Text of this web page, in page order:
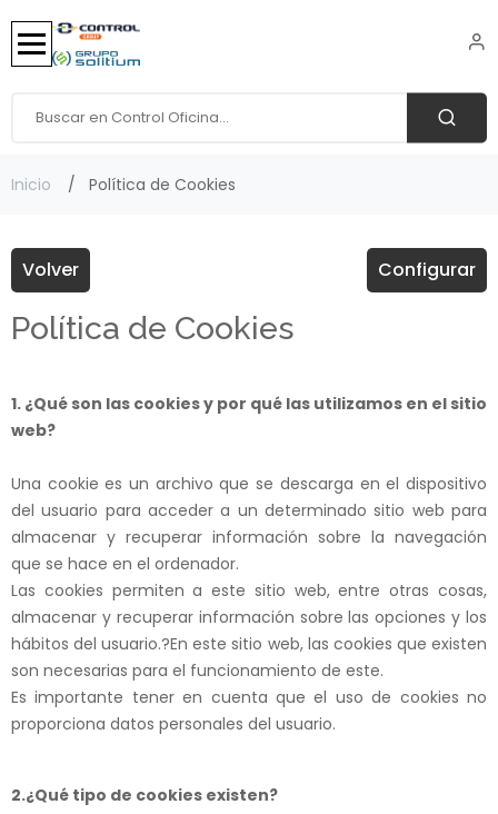
Inicio Política de Cookies
Volver Configurar
Política de Cookies
1. ¿Qué son las cookies y por qué las utilizamos en el sitio
web?
Una cookie es un archivo que se descarga en el dispositivo
del usuario para acceder a un determinado sitio web para
almacenar y recuperar información sobre la navegación
que se hace en el ordenador.
Las cookies permiten a este sitio web, entre otras cosas,
almacenar y recuperar información sobre las opciones y los
hábitos del usuario.?En este sitio web, las cookies que existen
son necesarias para el funcionamiento de este.
Es importante tener en cuenta que el uso de cookies no
proporciona datos personales del usuario.
2.¿Qué tipo de cookies existen?